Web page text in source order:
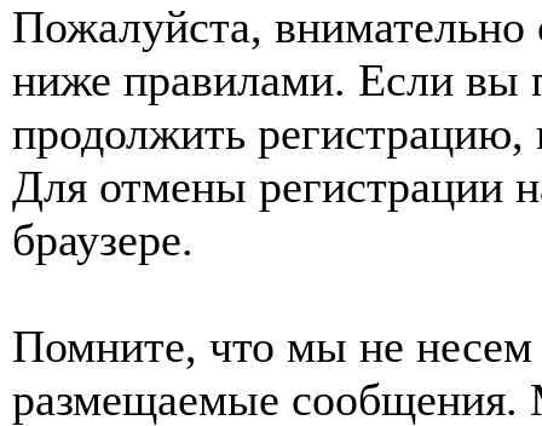
Пожалуйста, внимательно
ниже правилами. Если вы
продолжить
Для отмены регистрации
браузере.
Помните, что мы не несем
размещаемые сообщения.